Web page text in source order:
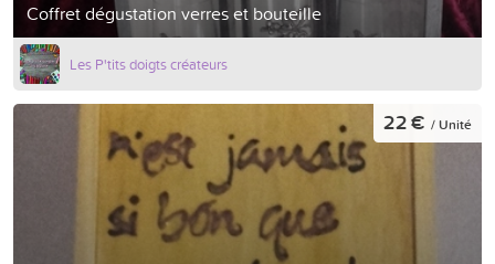
Coffret dégustation verres et bouteille
Les P'tits doigts créateurs
22 € / Unité